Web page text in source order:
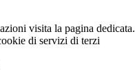
visita la pagina dedicata.
di servizi di terzi